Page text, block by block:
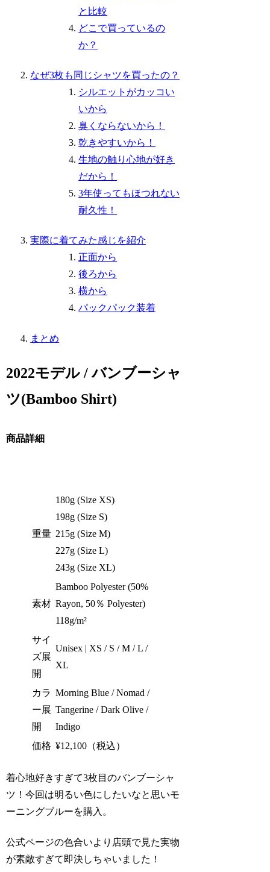
と比較
どこで買っているの
か？
なぜ3枚も同じシャツを買ったの？
シルエットがカッコい
いから
臭くならないから！
乾きやすいから！
生地の触り心地が好き
だから！
3年使ってもほつれない
耐久性！
実際に着てみた感じを紹介
正面から
後ろから
横から
パックパック装着
まとめ
2022モデル / バンブーシャ
ツ(Bamboo Shirt)
商品詳細
重量
180g (Size XS)
198g (Size S)
215g (Size M)
227g (Size L)
243g (Size XL)
素材
Bamboo Polyester (50%
Rayon, 50％ Polyester)
118g/m²
サイ
ズ展
開
Unisex | XS / S / M / L /
XL
カラ
ー展
開
Morning Blue / Nomad /
Tangerine / Dark Olive /
Indigo
価格 ¥12,100（税込）
着心地好きすぎて3枚目のバンブーシャ
ツ！今回は明るい色にしたいなと思いモ
ーニングブルーを購入。
公式ページの色合いより店頭で見た実物
が素敵すぎて即決しちゃいました！